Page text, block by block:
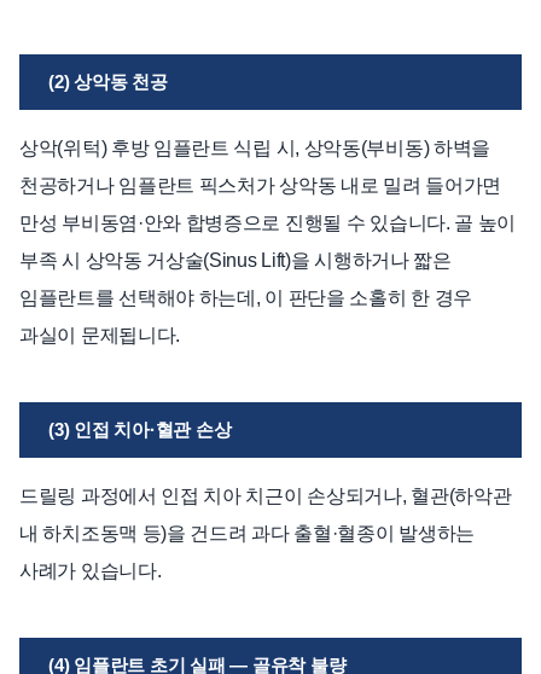
(2) 상악동 천공
상악(위턱) 후방 임플란트 식립 시, 상악동(부비동) 하벽을
천공하거나 임플란트 픽스처가 상악동 내로 밀려 들어가면
만성 부비동염·안와 합병증으로 진행될 수 있습니다. 골 높이
부족 시 상악동 거상술(Sinus Lift)을 시행하거나 짧은
임플란트를 선택해야 하는데, 이 판단을 소홀히 한 경우
과실이 문제됩니다.
(3) 인접 치아·혈관 손상
드릴링 과정에서 인접 치아 치근이 손상되거나, 혈관(하악관
내 하치조동맥 등)을 건드려 과다 출혈·혈종이 발생하는
사례가 있습니다.
(4) 임플란트 초기 실패 — 골유착 불량